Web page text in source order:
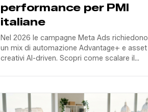
performance per PMI
italiane
Nel 2026 le campagne Meta Ads richiedono
un mix di automazione Advantage+ e asset
creativi AI-driven. Scopri come scalare il
comuni.